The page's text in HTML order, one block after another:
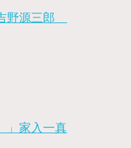
野源三郎
」家入一真